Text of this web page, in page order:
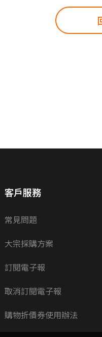
客戶服務
常見問題
大宗採購方案
訂閱電子報
取消訂閱電子報
購物折價券使用辦法